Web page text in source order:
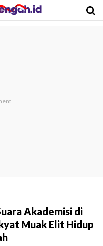
Akademisi di
Muak Elit Hidup